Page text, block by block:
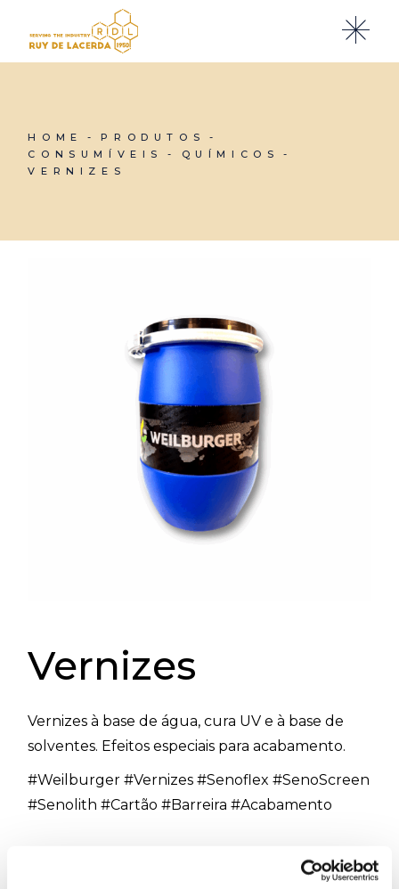
content
HOME
PRODUTOS
CONSUMÍVEIS
QUÍMICOS
VERNIZES
Vernizes
Vernizes à base de água, cura UV e à base de
solventes. Efeitos especiais para acabamento.
#Weilburger #Vernizes #Senoflex #SenoScreen
#Senolith #Cartão #Barreira #Acabamento